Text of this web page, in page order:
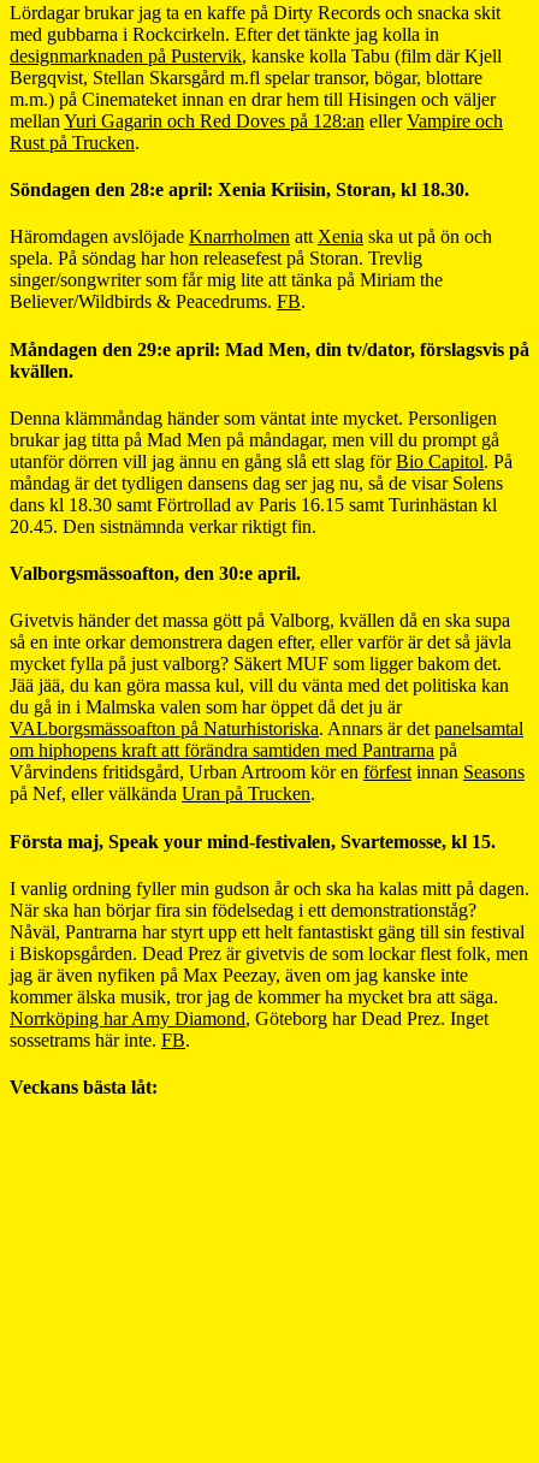
Lördagar brukar jag ta en kaffe på Dirty Records och snacka skit
med gubbarna i Rockcirkeln. Efter det tänkte jag kolla in
designmarknaden på Pustervik, kanske kolla Tabu (film där Kjell
Bergqvist, Stellan Skarsgård m.fl spelar transor, bögar, blottare
m.m.) på Cinemateket innan en drar hem till Hisingen och väljer
mellan Yuri Gagarin och Red Doves på 128:an ellerVampire och
Rust på Trucken.
Söndagen den 28:e april: Xenia Kriisin, Storan, kl 18.30.
Häromdagen avslöjade Knarrholmen att Xenia ska ut på ön och
spela. På söndag har hon releasefest på Storan. Trevlig
singer/songwriter som får mig lite att tänka på Miriam the
Believer/Wildbirds & Peacedrums. FB.
Måndagen den 29:e april: Mad Men, din tv/dator, förslagsvis på
kvällen.
Denna klämmåndag händer som väntat inte mycket. Personligen
brukar jag titta på Mad Men på måndagar, men vill du prompt gå
utanför dörren vill jag ännu en gång slå ett slag förBio Capitol. På
måndag är det tydligen dansens dag ser jag nu, så de visar Solens
dans kl 18.30 samt Förtrollad av Paris 16.15 samt Turinhästan kl
20.45. Den sistnämnda verkar riktigt fin.
Valborgsmässoafton, den 30:e april.
Givetvis händer det massa gött på Valborg, kvällen då en ska supa
så en inte orkar demonstrera dagen efter, eller varför är det så jävla
mycket fylla på just valborg? Säkert MUF som ligger bakom det.
Jää jää, du kan göra massa kul, vill du vänta med det politiska kan
du gå in i Malmska valen som har öppet då det ju är
VALborgsmässoafton på Naturhistoriska. Annars är det panelsamtal
om hiphopens kraft att förändra samtiden med Pantrarna på
Vårvindens fritidsgård, Urban Artroom kör en förfest innan Seasons
på Nef, eller välkända Uran på Trucken.
Första maj, Speak your mind-festivalen, Svartemosse, kl 15.
I vanlig ordning fyller min gudson år och ska ha kalas mitt på dagen.
När ska han börjar fira sin födelsedag i ett demonstrationståg?
Nåväl, Pantrarna har styrt upp ett helt fantastiskt gäng till sin festival
i Biskopsgården. Dead Prez är givetvis de som lockar flest folk, men
jag är även nyfiken på Max Peezay, även om jag kanske inte
kommer älska musik, tror jag de kommer ha mycket bra att säga.
Norrköping har Amy Diamond, Göteborg har Dead Prez. Inget
sossetrams här inte. FB.
Veckans bästa låt: